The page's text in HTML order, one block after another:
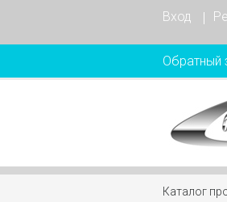
Вход
Обратный
Каталог